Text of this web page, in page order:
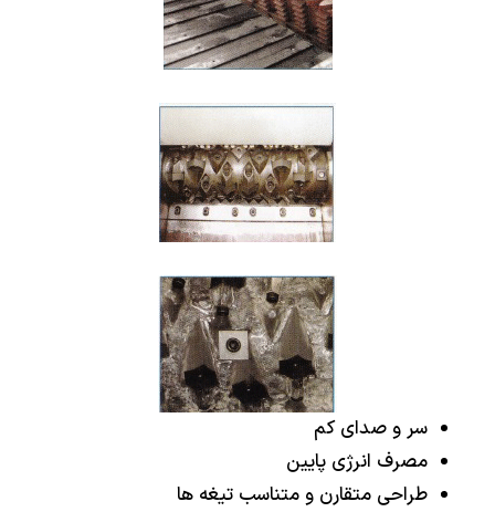
سر و صدای کم
مصرف انرژی پایین
طراحی متقارن و متناسب تیغه ها